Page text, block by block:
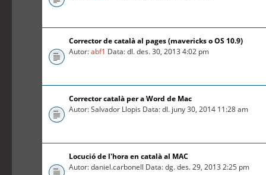
Corrector de català al pages (mavericks o OS 10.9)
Autor:abf1 Data: dl. des. 30, 2013 4:02 pm
Corrector català per a Word de Mac
Autor: Salvador Llopis Data: dl. juny 30, 2014 11:28 am
Locució de l'hora en català al MAC
Autor: daniel.carbonell Data: dg. des. 29, 2013 2:25 pm